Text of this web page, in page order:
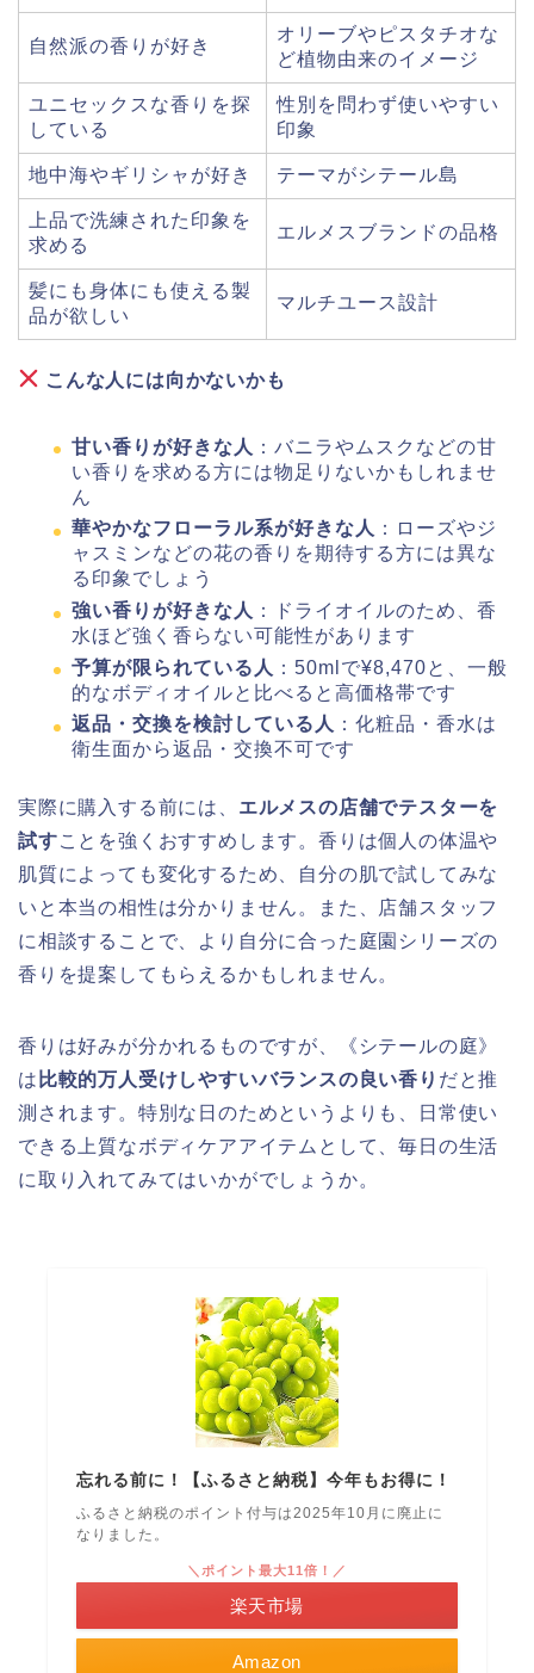
自然派の香りが好き
オリーブやピスタチオな
ど植物由来のイメージ
ユニセックスな香りを探
している
性別を問わず使いやすい
印象
地中海やギリシャが好き テーマがシテール島
上品で洗練された印象を
求める
エルメスブランドの品格
髪にも身体にも使える製
品が欲しい
マルチユース設計
こんな人には向かないかも
甘い香りが好きな人 ：バニラやムスクなどの甘
い香りを求める方には物足りないかもしれませ
ん
華やかなフローラル系が好きな人 ：ローズやジ
ャスミンなどの花の香りを期待する方には異な
る印象でしょう
強い香りが好きな人 ：ドライオイルのため、香
水ほど強く香らない可能性があります
予算が限られている人 ：50mlで¥8,470と、一般
的なボディオイルと比べると高価格帯です
返品・交換を検討している人 ：化粧品・香水は
衛生面から返品・交換不可です
実際に購入する前には、 エルメスの店舗でテスターを
試すことを強くおすすめします。香りは個人の体温や
肌質によっても変化するため、自分の肌で試してみな
いと本当の相性は分かりません。また、店舗スタッフ
に相談することで、より自分に合った庭園シリーズの
香りを提案してもらえるかもしれません。
香りは好みが分かれるものですが、《シテールの庭》
は 比較的万人受けしやすいバランスの良い香り だと推
測されます。特別な日のためというよりも、日常使い
できる上質なボディケアアイテムとして、毎日の生活
に取り入れてみてはいかがでしょうか。
忘れる前に！【ふるさと納税】今年もお得に！
ふるさと納税のポイント付与は2025年10月に廃止に
なりました。
Amazon
＼ポイント最大11倍！／
楽天市場